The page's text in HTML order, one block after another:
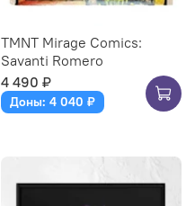
TMNT Mirage Comics:
Savanti Romero
4 490 ₽
Доны: 4 040 ₽